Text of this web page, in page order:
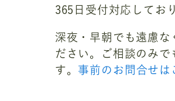
365日受付対応してお
深夜・早朝でも遠慮な
ださい。ご相談のみで
す。 事前のお問合せは